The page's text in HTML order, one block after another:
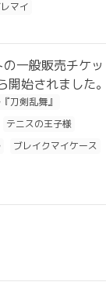
マイ
一般販売チケ
始されました。
刀剣乱舞』
テニスの王子様
ブレイクマイケース